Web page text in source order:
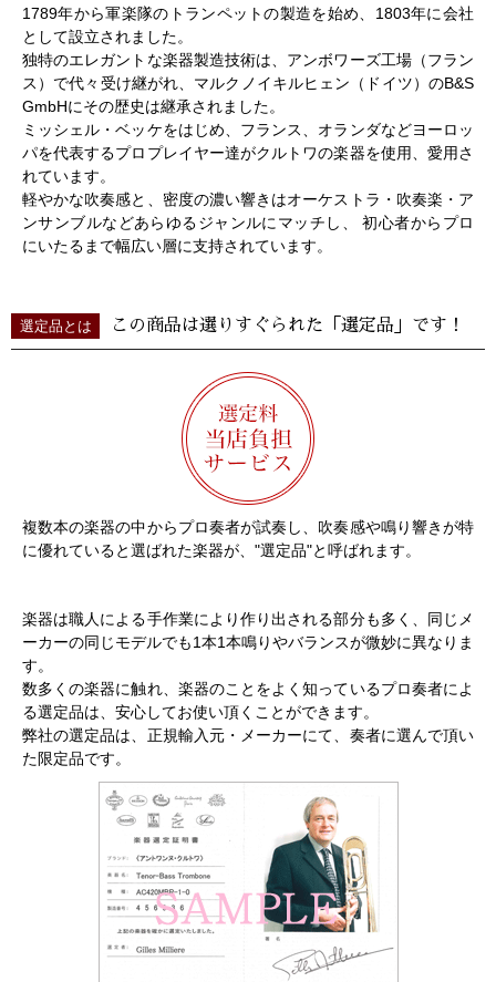
1789年から軍楽隊のトランペットの製造を始め、1803年に会社
として設立されました。
独特のエレガントな楽器製造技術は、アンボワーズ工場（フラン
ス）で代々受け継がれ、マルクノイキルヒェン（ドイツ）のB&S
GmbHにその歴史は継承されました。
ミッシェル・ベッケをはじめ、フランス、オランダなどヨーロッ
パを代表するプロプレイヤー達がクルトワの楽器を使用、愛用さ
れています。
軽やかな吹奏感と、密度の濃い響きはオーケストラ・吹奏楽・ア
ンサンブルなどあらゆるジャンルにマッチし、 初心者からプロ
にいたるまで幅広い層に支持されています。
選定品とは この商品は選りすぐられた「選定品」です！
複数本の楽器の中からプロ奏者が試奏し、吹奏感や鳴り響きが特
に優れていると選ばれた楽器が、"選定品"と呼ばれます。
楽器は職人による手作業により作り出される部分も多く、同じメ
ーカーの同じモデルでも1本1本鳴りやバランスが微妙に異なりま
す。
数多くの楽器に触れ、楽器のことをよく知っているプロ奏者によ
る選定品は、安心してお使い頂くことができます。
弊社の選定品は、正規輸入元・メーカーにて、奏者に選んで頂い
た限定品です。